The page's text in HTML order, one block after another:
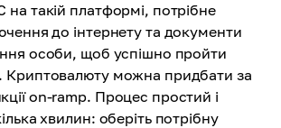
такій платформі, потрібне
до інтернету та документи
особи, щоб успішно пройти
Криптовалюту можна придбати за
on-ramp. Процес простий і
хвилин: оберіть потрібну